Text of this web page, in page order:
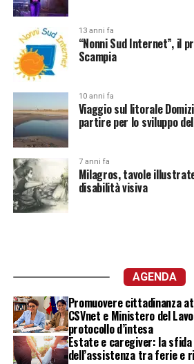
13 anni fa
“Nonni Sud Internet”, il
Scampia
10 anni fa
Viaggio sul litorale
partire per lo sviluppo
7 anni fa
Milagros, tavole
disabilità visiva
AGENDA
Promuovere cittadinanza
CSVnet e Ministero del
protocollo d’intesa
Estate e caregiver: la
dell’assistenza tra ferie e